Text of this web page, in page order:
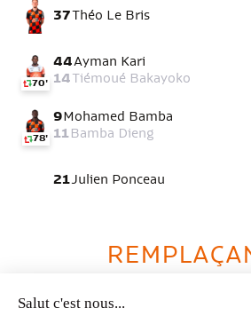
37Théo Le Bris
44 Ayman Kari
14 Tiémoué Bakayoko
70'
9 Mohamed Bamba
11 Bamba Dieng
78'
21Julien Ponceau